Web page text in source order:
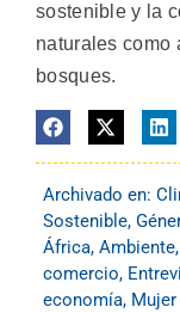
sostenible y la
naturales como
bosques.
Archivado en:
Sostenible,
África, Ambiente,
comercio,
economía,